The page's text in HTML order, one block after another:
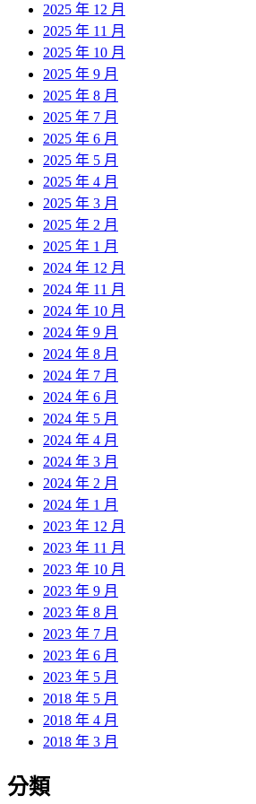
2025 年 12 月
2025 年 11 月
2025 年 10 月
2025 年 9 月
2025 年 8 月
2025 年 7 月
2025 年 6 月
2025 年 5 月
2025 年 4 月
2025 年 3 月
2025 年 2 月
2025 年 1 月
2024 年 12 月
2024 年 11 月
2024 年 10 月
2024 年 9 月
2024 年 8 月
2024 年 7 月
2024 年 6 月
2024 年 5 月
2024 年 4 月
2024 年 3 月
2024 年 2 月
2024 年 1 月
2023 年 12 月
2023 年 11 月
2023 年 10 月
2023 年 9 月
2023 年 8 月
2023 年 7 月
2023 年 6 月
2023 年 5 月
2018 年 5 月
2018 年 4 月
2018 年 3 月
分類